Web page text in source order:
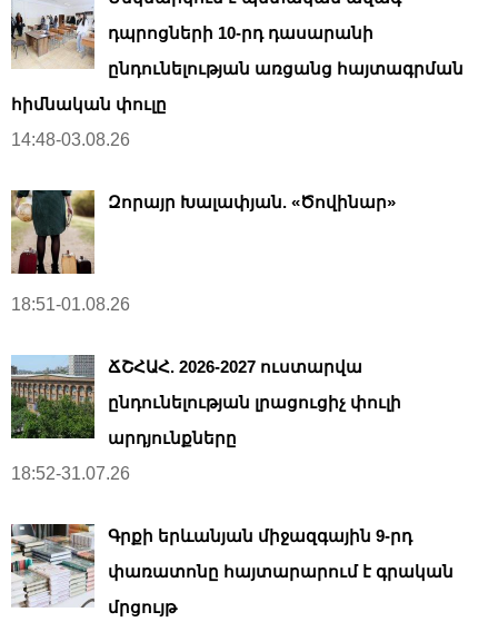
դպրոցների 10-րդ դասարանի
ընդունելության առցանց հայտագրման
հիմնական փուլը
14:48-03.08.26
Զորայր Խալափյան. «Ծովինար»
18:51-01.08.26
ՃՇՀԱՀ. 2026-2027 ուստարվա
ընդունելության լրացուցիչ փուլի
արդյունքները
18:52-31.07.26
Գրքի երևանյան միջազգային 9-րդ
փառատոնը հայտարարում է գրական
մրցույթ